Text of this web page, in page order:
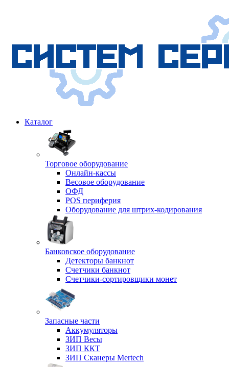
Каталог
Торговое оборудование
Онлайн-кассы
Весовое оборудование
ОФД
POS периферия
Оборудование для штрих-кодирования
Банковское оборудование
Детекторы банкнот
Счетчики банкнот
Счетчики-сортировщики монет
Запасные части
Аккумуляторы
ЗИП Весы
ЗИП ККТ
ЗИП Сканеры Mertech